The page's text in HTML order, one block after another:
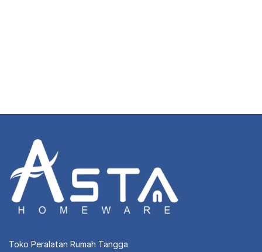
Toko Peralatan Rumah Tangga